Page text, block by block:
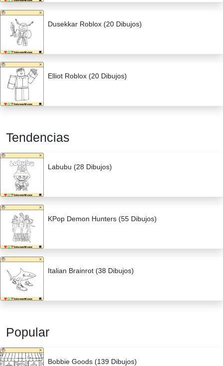
Dusekkar Roblox (20 Dibujos)
Elliot Roblox (20 Dibujos)
Tendencias
Labubu (28 Dibujos)
KPop Demon Hunters (55 Dibujos)
Italian Brainrot (38 Dibujos)
Popular
Bobbie Goods (139 Dibujos)